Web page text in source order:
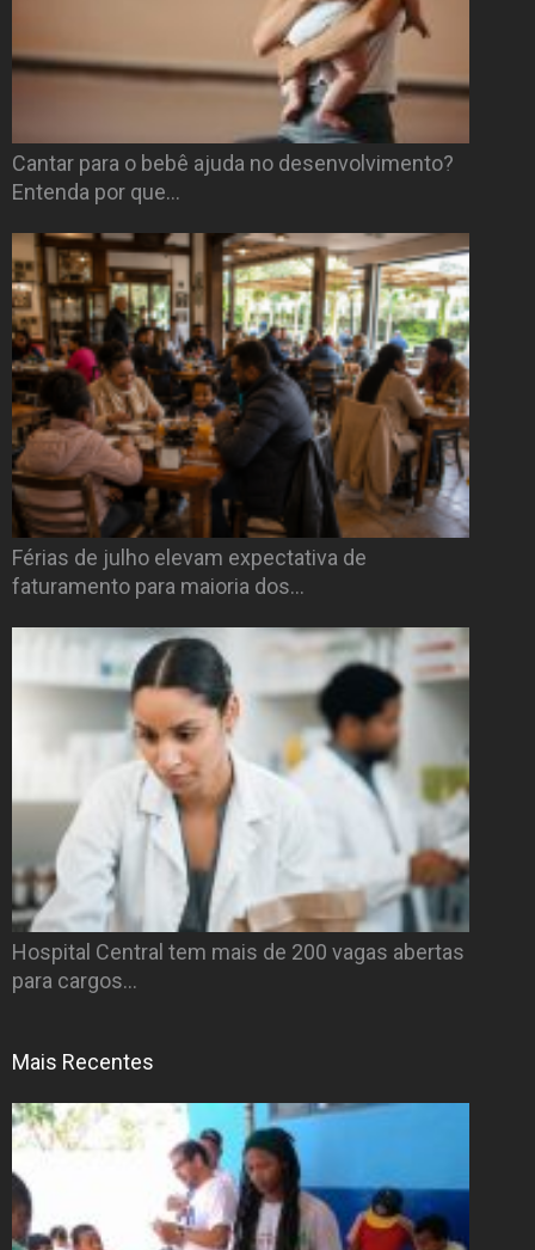
Cantar para o bebê ajuda no desenvolvimento?
Entenda por que…
Férias de julho elevam expectativa de
faturamento para maioria dos…
Hospital Central tem mais de 200 vagas abertas
para cargos…
Mais Recentes